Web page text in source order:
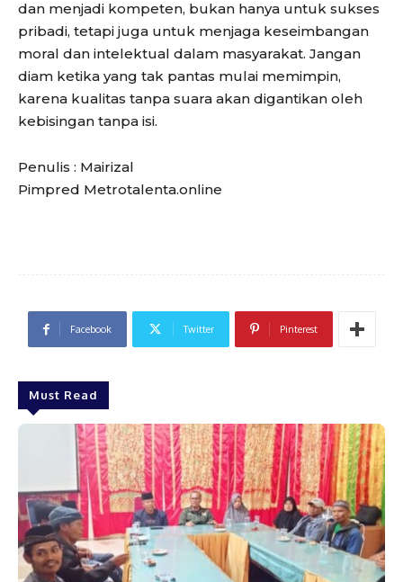
dan menjadi kompeten, bukan hanya untuk sukses
pribadi, tetapi juga untuk menjaga keseimbangan
moral dan intelektual dalam masyarakat. Jangan
diam ketika yang tak pantas mulai memimpin,
karena kualitas tanpa suara akan digantikan oleh
kebisingan tanpa isi.
Penulis : Mairizal
Pimpred Metrotalenta.online
Facebook Twitter Pinterest
Must Read